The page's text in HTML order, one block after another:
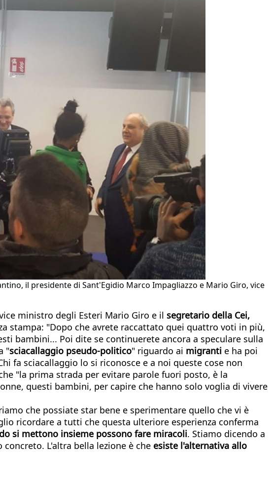
il presidente di Sant'Egidio Marco Impagliazzo e Mario Giro, vice
ministro degli Esteri Mario Giro e il segretario della Cei,
stampa: "Dopo che avrete raccattato quei quattro voti in più,
bambini... Poi dite se continuerete ancora a speculare sulla
"sciacallaggio pseudo-politico" riguardo ai migranti e ha poi
fa sciacallaggio lo si riconosce e a noi queste cose non
"la prima strada per evitare parole fuori posto, è la
questi bambini, per capire che hanno solo voglia di vivere
che possiate star bene e sperimentare quello che vi è
ricordare a tutti che questa ulteriore esperienza conferma
si mettono insieme possono fare miracoli. Stiamo dicendo a
L'altra bella lezione è che esiste l'alternativa allo